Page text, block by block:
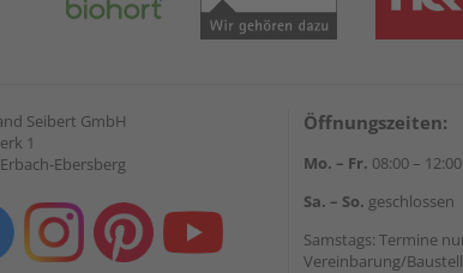
Seibert GmbH
1
Ebersberg
Öffnungszeiten:
Mo. – Fr. 08:00 –
Sa. – So. geschlossen
Samstags: Termine
Vereinbarung/